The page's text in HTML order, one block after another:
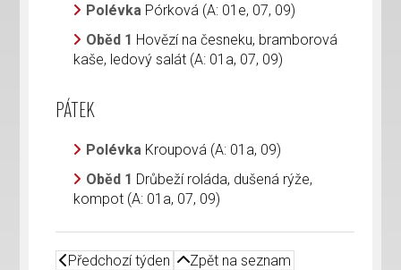
Polévka Pórková (A: 01e, 07, 09)
Oběd 1 Hovězí na česneku, bramborová
kaše, ledový salát (A: 01a, 07, 09)
PÁTEK
Polévka Kroupová (A: 01a, 09)
Oběd 1 Drůbeží roláda, dušená rýže,
kompot (A: 01a, 07, 09)
Předchozí týden
Zpět na seznam